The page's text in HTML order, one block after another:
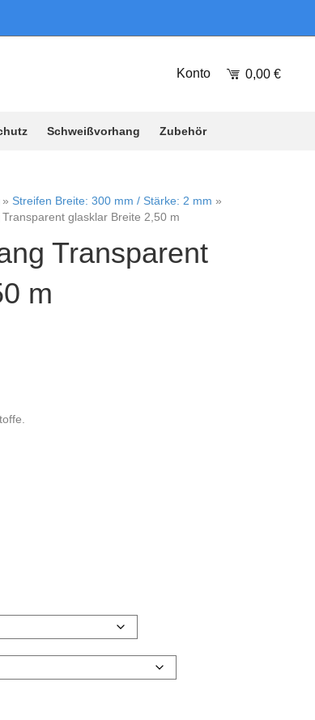
Konto
0,00 €
Schweißvorhang Zubehör
» Streifen Breite: 300 mm / Stärke: 2 mm »
glasklar Breite 2,50 m
Transparent
m